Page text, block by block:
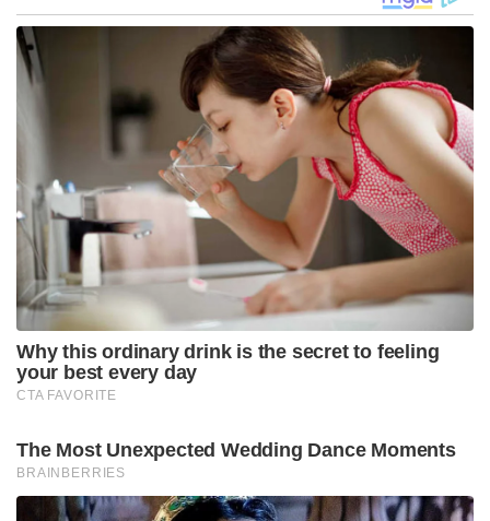
Why this ordinary drink is the secret to feeling
your best every day
CTA FAVORITE
The Most Unexpected Wedding Dance Moments
BRAINBERRIES